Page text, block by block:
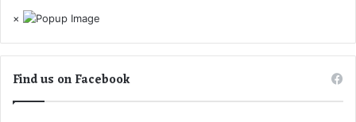
स
ले
की
×
Find us on Facebook